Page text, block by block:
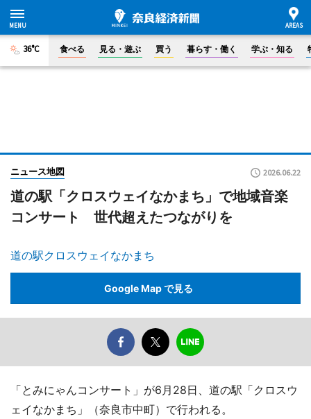
36°C 食べる 見る・遊ぶ 買う 暮らす・働く 学ぶ・知る
ニュース地図 2026.06.22
道の駅「クロスウェイなかまち」で地域音楽
コンサート 世代超えたつながりを
道の駅クロスウェイなかまち
Google Map で見る
「とみにゃんコンサート」が6月28日、道の駅「クロスウ
ェイなかまち」（奈良市中町）で行われる。